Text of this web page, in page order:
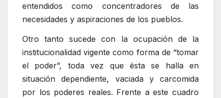
entendidos como concentradores de las
necesidades y aspiraciones de los pueblos.
Otro tanto sucede con la ocupación de la
institucionalidad vigente como forma de “tomar
el poder”, toda vez que ésta se halla en
situación dependiente, vaciada y carcomida
por los poderes reales. Frente a este cuadro